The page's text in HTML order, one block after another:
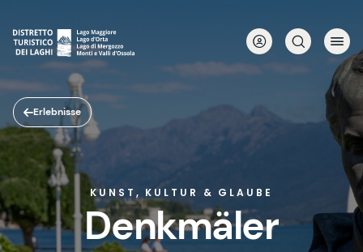
Inhalt
Erlebnisse
KUNST, KULTUR & GLAUBE
Denkmäler